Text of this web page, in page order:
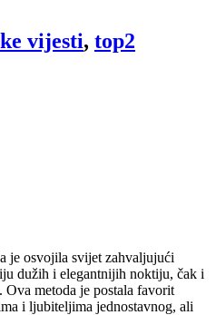
vijesti, top2
je osvojila svijet zahvaljujući
dužih i elegantnijih noktiju, čak i
metoda je postala favorit
i ljubiteljima jednostavnog, ali